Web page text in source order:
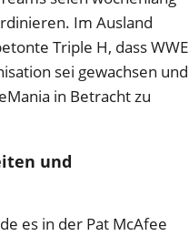
Im Ausland
Triple H, dass WWE
sei gewachsen und
in Betracht zu
und
es in der Pat McAfee